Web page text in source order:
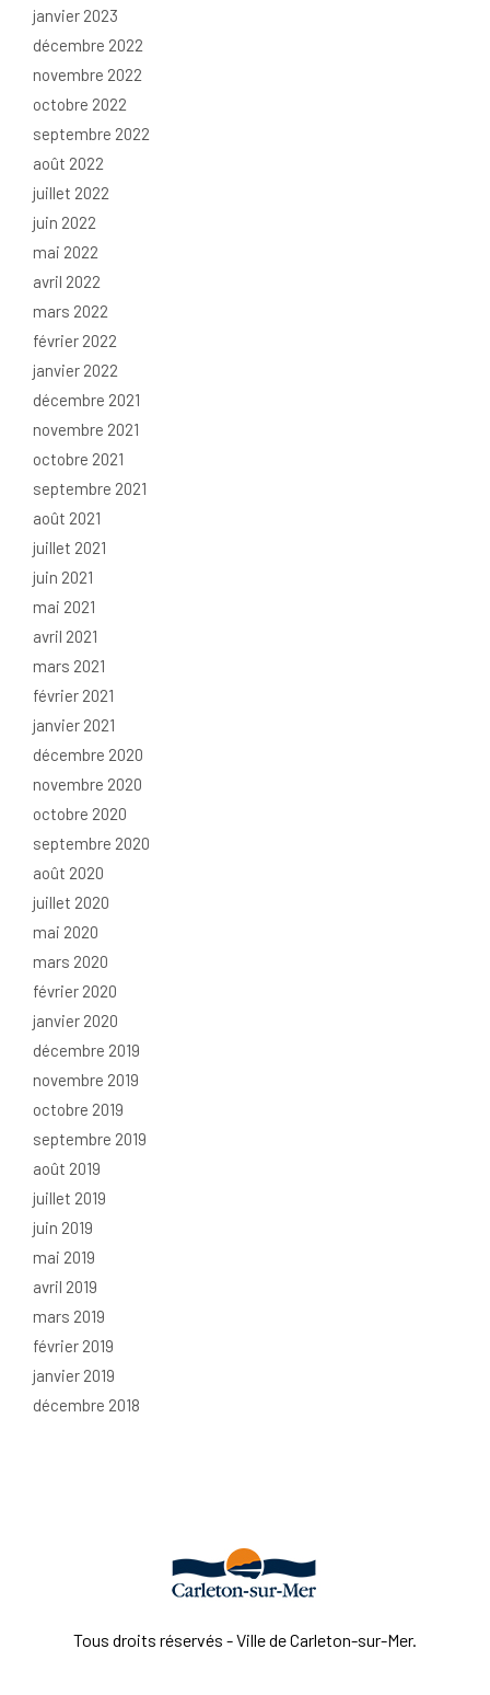
janvier 2023
décembre 2022
novembre 2022
octobre 2022
septembre 2022
août 2022
juillet 2022
juin 2022
mai 2022
avril 2022
mars 2022
février 2022
janvier 2022
décembre 2021
novembre 2021
octobre 2021
septembre 2021
août 2021
juillet 2021
juin 2021
mai 2021
avril 2021
mars 2021
février 2021
janvier 2021
décembre 2020
novembre 2020
octobre 2020
septembre 2020
août 2020
juillet 2020
mai 2020
mars 2020
février 2020
janvier 2020
décembre 2019
novembre 2019
octobre 2019
septembre 2019
août 2019
juillet 2019
juin 2019
mai 2019
avril 2019
mars 2019
février 2019
janvier 2019
décembre 2018
Tous droits réservés - Ville de Carleton-sur-Mer.